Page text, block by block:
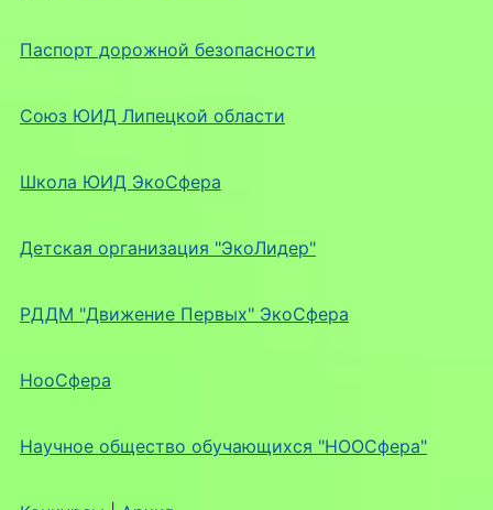
Паспорт дорожной безопасности
Союз ЮИД Липецкой области
Школа ЮИД ЭкоСфера
Детская организация "ЭкоЛидер"
РДДМ "Движение Первых" ЭкоСфера
НооСфера
Научное общество обучающихся "НООСфера"